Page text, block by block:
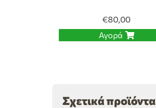
€80,00
Αγορά
Σχετικά προϊόντα